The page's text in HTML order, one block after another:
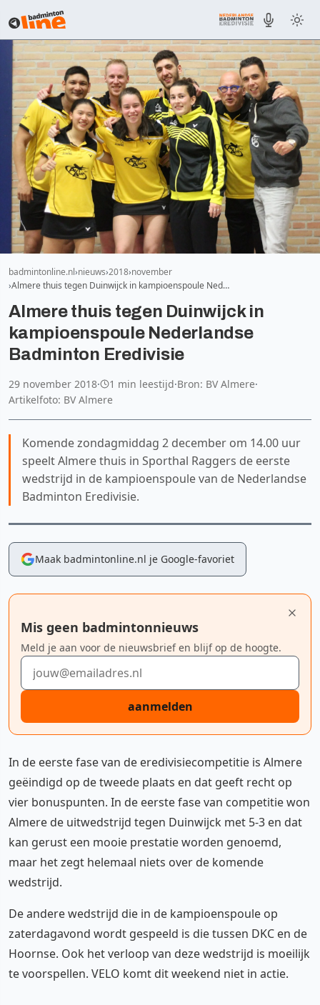
badmintonline.nl nieuws 2018 november
Almere thuis tegen Duinwijck in kampioenspoule Ned…
Almere thuis tegen Duinwijck in
kampioenspoule Nederlandse
Badminton Eredivisie
29 november 2018· 1 min leestijd·Bron: BV Almere·
Artikelfoto: BV Almere
Komende zondagmiddag 2 december om 14.00 uur
speelt Almere thuis in Sporthal Raggers de eerste
wedstrijd in de kampioenspoule van de Nederlandse
Badminton Eredivisie.
Maak badmintonline.nl je Google-favoriet
Mis geen badmintonnieuws
Meld je aan voor de nieuwsbrief en blijf op de hoogte.
E-mailadres
aanmelden
In de eerste fase van de eredivisiecompetitie is Almere
geëindigd op de tweede plaats en dat geeft recht op
vier bonuspunten. In de eerste fase van competitie won
Almere de uitwedstrijd tegen Duinwijck met 5-3 en dat
kan gerust een mooie prestatie worden genoemd,
maar het zegt helemaal niets over de komende
wedstrijd.
De andere wedstrijd die in de kampioenspoule op
zaterdagavond wordt gespeeld is die tussen DKC en de
Hoornse. Ook het verloop van deze wedstrijd is moeilijk
te voorspellen. VELO komt dit weekend niet in actie.